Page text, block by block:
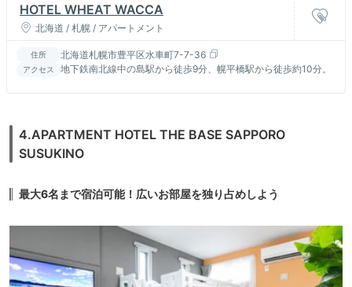
HOTEL WHEAT WACCA
北海道 / 札幌 / アパートメント
住所 北海道札幌市豊平区水車町7-7-36
アクセス 地下鉄南北線中の島駅から徒歩9分、幌平橋駅から徒歩約10分。
4.APARTMENT HOTEL THE BASE SAPPORO
SUSUKINO
最大6名まで宿泊可能！広いお部屋を独り占めしよう